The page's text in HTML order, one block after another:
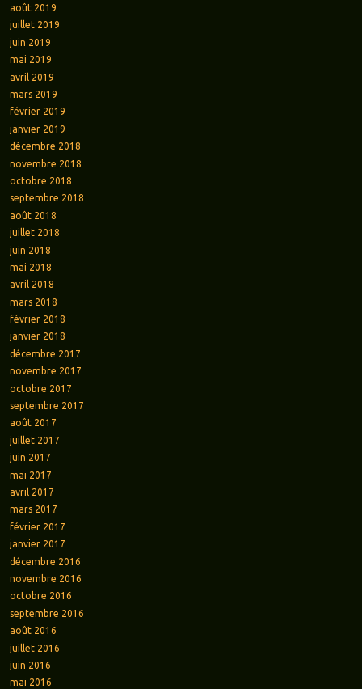
août 2019
juillet 2019
juin 2019
mai 2019
avril 2019
mars 2019
février 2019
janvier 2019
décembre 2018
novembre 2018
octobre 2018
septembre 2018
août 2018
juillet 2018
juin 2018
mai 2018
avril 2018
mars 2018
février 2018
janvier 2018
décembre 2017
novembre 2017
octobre 2017
septembre 2017
août 2017
juillet 2017
juin 2017
mai 2017
avril 2017
mars 2017
février 2017
janvier 2017
décembre 2016
novembre 2016
octobre 2016
septembre 2016
août 2016
juillet 2016
juin 2016
mai 2016